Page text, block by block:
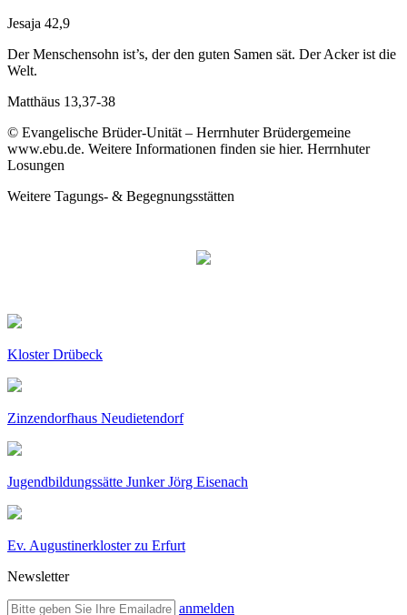
Jesaja 42,9
Der Menschensohn ist’s, der den guten Samen sät. Der Acker ist die
Welt.
Matthäus 13,37-38
© Evangelische Brüder-Unität – Herrnhuter Brüdergemeine
www.ebu.de. Weitere Informationen finden sie hier. Herrnhuter
Losungen
Weitere Tagungs- & Begegnungsstätten
Kloster Drübeck
Zinzendorfhaus Neudietendorf
Jugendbildungssätte Junker Jörg Eisenach
Ev. Augustinerkloster zu Erfurt
Newsletter
anmelden